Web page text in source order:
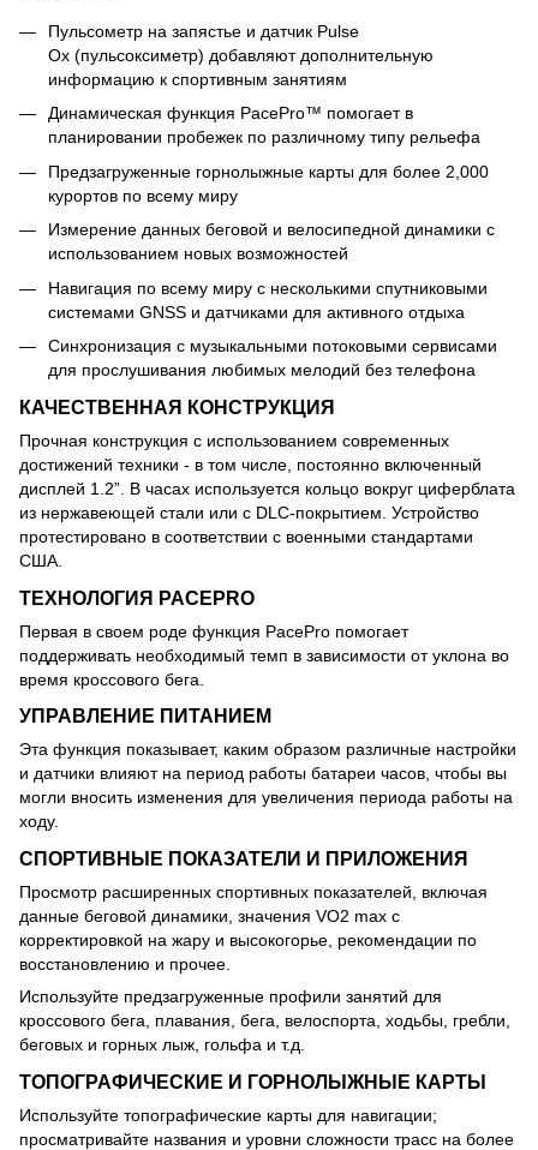
Пульсометр на запястье и датчик Pulse
Ox (пульсоксиметр) добавляют дополнительную
информацию к спортивным занятиям
Динамическая функция PacePro™ помогает в
планировании пробежек по различному типу рельефа
Предзагруженные горнолыжные карты для более 2,000
курортов по всему миру
Измерение данных беговой и велосипедной динамики с
использованием новых возможностей
Навигация по всему миру с несколькими спутниковыми
системами GNSS и датчиками для активного отдыха
Синхронизация с музыкальными потоковыми сервисами
для прослушивания любимых мелодий без телефона
КАЧЕСТВЕННАЯ КОНСТРУКЦИЯ
Прочная конструкция с использованием современных
достижений техники - в том числе, постоянно включенный
дисплей 1.2”. В часах используется кольцо вокруг циферблата
из нержавеющей стали или с DLC-покрытием. Устройство
протестировано в соответствии с военными стандартами
США.
ТЕХНОЛОГИЯ PACEPRO
Первая в своем роде функция PacePro помогает
поддерживать необходимый темп в зависимости от уклона во
время кроссового бега.
УПРАВЛЕНИЕ ПИТАНИЕМ
Эта функция показывает, каким образом различные настройки
и датчики влияют на период работы батареи часов, чтобы вы
могли вносить изменения для увеличения периода работы на
ходу.
СПОРТИВНЫЕ ПОКАЗАТЕЛИ И ПРИЛОЖЕНИЯ
Просмотр расширенных спортивных показателей, включая
данные беговой динамики, значения VO2 max с
корректировкой на жару и высокогорье, рекомендации по
восстановлению и прочее.
Используйте предзагруженные профили занятий для
кроссового бега, плавания, бега, велоспорта, ходьбы, гребли,
беговых и горных лыж, гольфа и т.д.
ТОПОГРАФИЧЕСКИЕ И ГОРНОЛЫЖНЫЕ КАРТЫ
Используйте топографические карты для навигации;
просматривайте названия и уровни сложности трасс на более